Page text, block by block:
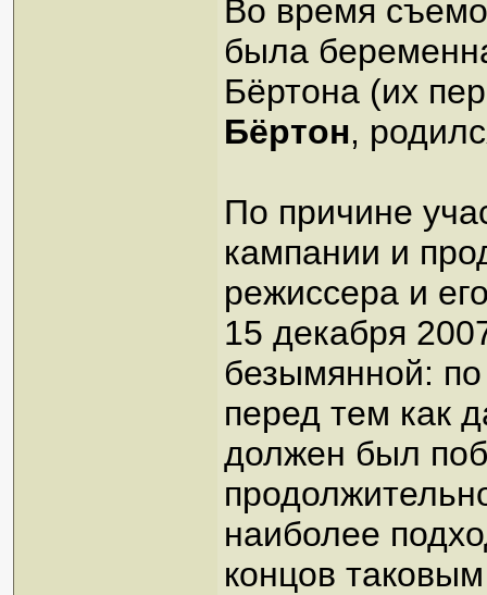
Во время
была
Бёртона (их
Бёртон,
По причине
кампании и
режиссера и
15 декабря
безымянной:
перед тем как
должен был
наиболее
концов